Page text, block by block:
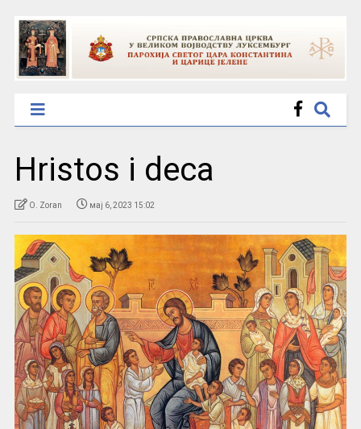
Hristos i deca
O. Zoran мај 6, 2023 15:02